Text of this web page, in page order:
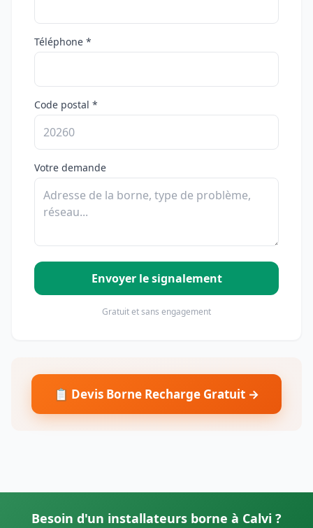
Téléphone *
Code postal *
Votre demande
Envoyer le signalement
Gratuit et sans engagement
📋 Devis Borne Recharge Gratuit →
Besoin d'un installateurs borne à Calvi ?